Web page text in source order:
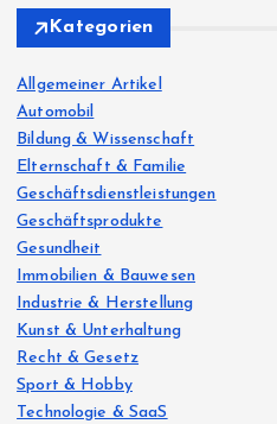
f
o
r
:
Kategorien
Allgemeiner Artikel
Automobil
Bildung & Wissenschaft
Elternschaft & Familie
Geschäftsdienstleistungen
Geschäftsprodukte
Gesundheit
Immobilien & Bauwesen
Industrie & Herstellung
Kunst & Unterhaltung
Recht & Gesetz
Sport & Hobby
Technologie & SaaS